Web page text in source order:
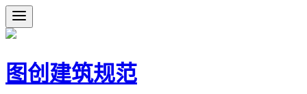
图创建筑规范